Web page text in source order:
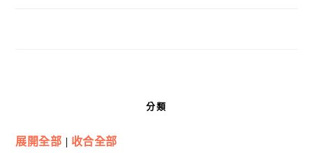
分類
展開全部 | 收合全部